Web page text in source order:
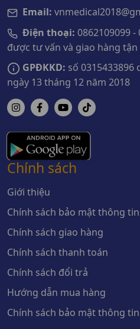
Email:
Điện thoại: 0862109099 -
được tư vấn và giao hàng tận
GPĐKKD: số 0315433896
ngày 13 tháng 12 năm 2018
Chính sách
Giới thiệu
Chính sách bảo mật thông tin
Chính sách giao hàng
Chính sách thanh toán
Chính sách đổi trả
Hướng dẫn mua hàng
Chính sách bảo mật thông